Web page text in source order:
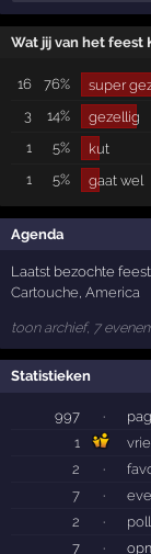
Wat jij van het feest
16 76%
super
3
14%
gezellig
1
5%
kut
1
5% gaat wel
Agenda
Laatst bezochte
Cartouche,America
toon archief, 7
Statistieken
997 ·
1
2
·
7
·
2
·
7
·